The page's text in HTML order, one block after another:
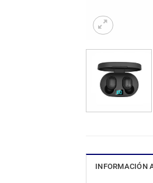
INFORMACIÓN